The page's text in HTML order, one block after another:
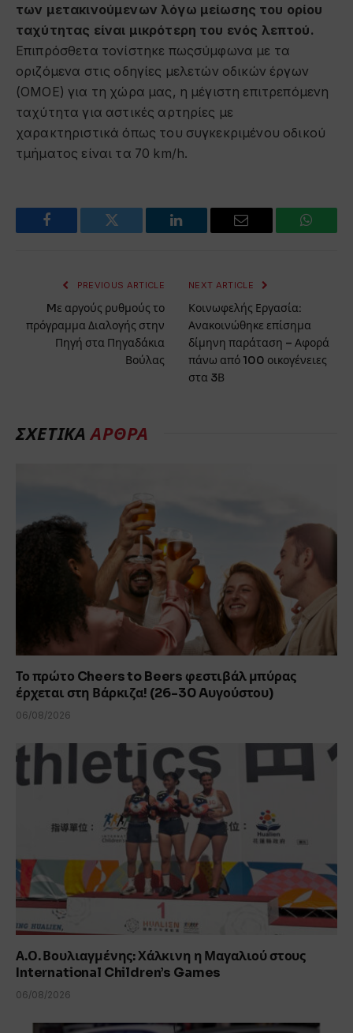
των μετακινούμενων λόγω μείωσης του ορίου
ταχύτητας είναι μικρότερη του ενός λεπτού.
Επιπρόσθετα τονίστηκε πωςσύμφωνα με τα
οριζόμενα στις οδηγίες μελετών οδικών έργων
(ΟΜΟΕ) για τη χώρα μας, η μέγιστη επιτρεπόμενη
ταχύτητα για αστικές αρτηρίες με
χαρακτηριστικά όπως του συγκεκριμένου οδικού
τμήματος είναι τα 70 km/h.
Facebook Twitter LinkedIn Email
PREVIOUS ARTICLE
Mε αργούς ρυθμούς το
πρόγραμμα Διαλογής στην
Πηγή στα Πηγαδάκια
Βούλας
NEXT ARTICLE
Κοινωφελής Εργασία:
Ανακοινώθηκε επίσημα
δίμηνη παράταση – Αφορά
πάνω από 100 οικογένειες
στα 3Β
ΣΧΕΤΙΚΑΑΡΘΡΑ
Το πρώτο Cheers to Beers φεστιβάλ μπύρας
έρχεται στη Βάρκιζα! (26-30 Aυγούστου)
06/08/2026
Α.Ο. Βουλιαγμένης: Χάλκινη η Μαγαλιού στους
International Children’s Games
06/08/2026